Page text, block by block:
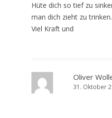
Hüte dich so tief zu
man dich zieht zu trinken.
Viel Kraft und
Oliver
31. Oktober